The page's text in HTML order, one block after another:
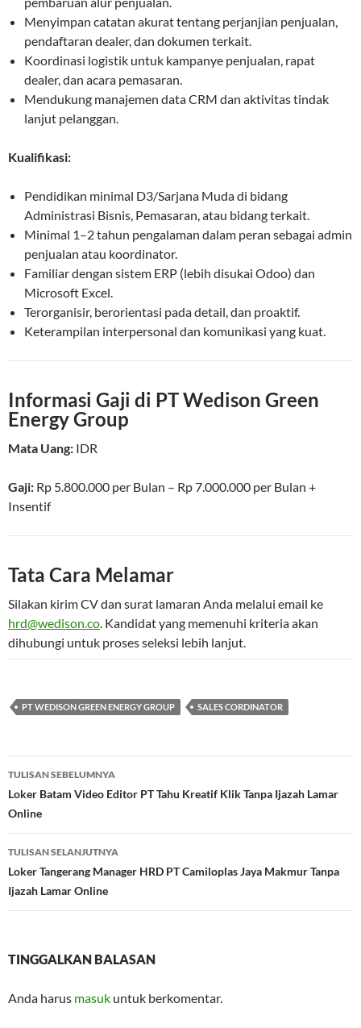
Menyimpan catatan akurat tentang perjanjian penjualan,
pendaftaran dealer, dan dokumen terkait.
Koordinasi logistik untuk kampanye penjualan, rapat
dealer, dan acara pemasaran.
Mendukung manajemen data CRM dan aktivitas tindak
lanjut pelanggan.
Kualifikasi:
Pendidikan minimal D3/Sarjana Muda di bidang
Administrasi Bisnis, Pemasaran, atau bidang terkait.
Minimal 1–2 tahun pengalaman dalam peran sebagai admin
penjualan atau koordinator.
Familiar dengan sistem ERP (lebih disukai Odoo) dan
Microsoft Excel.
Terorganisir, berorientasi pada detail, dan proaktif.
Keterampilan interpersonal dan komunikasi yang kuat.
Informasi Gaji di PT Wedison Green
Energy Group
Mata Uang: IDR
Gaji: Rp 5.800.000 per Bulan – Rp 7.000.000 per Bulan +
Insentif
Tata Cara Melamar
Silakan kirim CV dan surat lamaran Anda melalui email ke
hrd@wedison.co. Kandidat yang memenuhi kriteria akan
dihubungi untuk proses seleksi lebih lanjut.
PT WEDISON GREEN ENERGY GROUP SALES CORDINATOR
Navigasi
Tulisan
TULISAN SEBELUMNYA
Loker Batam Video Editor PT Tahu Kreatif Klik Tanpa Ijazah Lamar
Online
TULISAN SELANJUTNYA
Loker Tangerang Manager HRD PT Camiloplas Jaya Makmur Tanpa
Ijazah Lamar Online
TINGGALKAN BALASAN
Anda harus masuk untuk berkomentar.